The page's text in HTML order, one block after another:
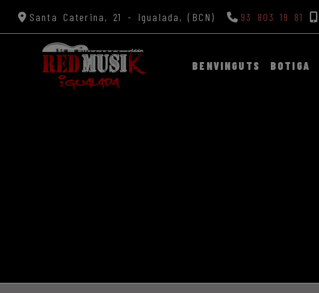
Santa Caterina, 21 - Igualada,(BCN) 93 803 19 81
BENVINGUTS BOTIGA